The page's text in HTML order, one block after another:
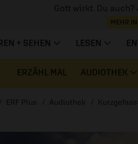
Gott wirkt. Du
MEHR
+ SEHEN LESEN
ERZÄHL MAL AUDIOTHEK
ERF Plus Audiothek